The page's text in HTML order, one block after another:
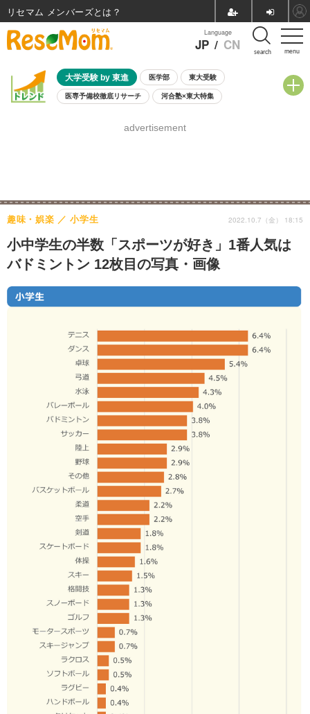
menu
Language
JP / CN search
大学受験 by 東進 医学部 東大受験
医専予備校徹底リサーチ 河合塾×東大特集
8月開催学校説明会・相談会
advertisement
小中学生の半数「スポーツが好き」1番人気は
バドミントン 12枚目の写真・画像
趣味・娯楽 小学生 2022.10.7（金） 18:15
リセマム メンバーズ